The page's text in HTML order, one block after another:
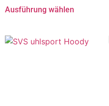
Ausführung wählen